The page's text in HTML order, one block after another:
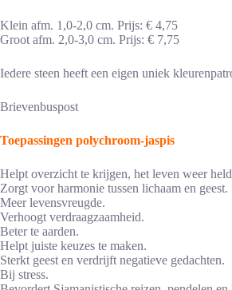
Klein afm. 1,0-2,0 cm. Prijs: € 4,75
Groot afm. 2,0-3,0 cm. Prijs: € 7,75
Iedere steen heeft een eigen uniek
Brievenbuspost
Toepassingen polychroom-jaspis
Helpt overzicht te krijgen, het leven weer
Zorgt voor harmonie tussen lichaam en geest.
Meer levensvreugde.
Verhoogt verdraagzaamheid.
Beter te aarden.
Helpt juiste keuzes te maken.
Sterkt geest en verdrijft negatieve gedachten.
Bij stress.